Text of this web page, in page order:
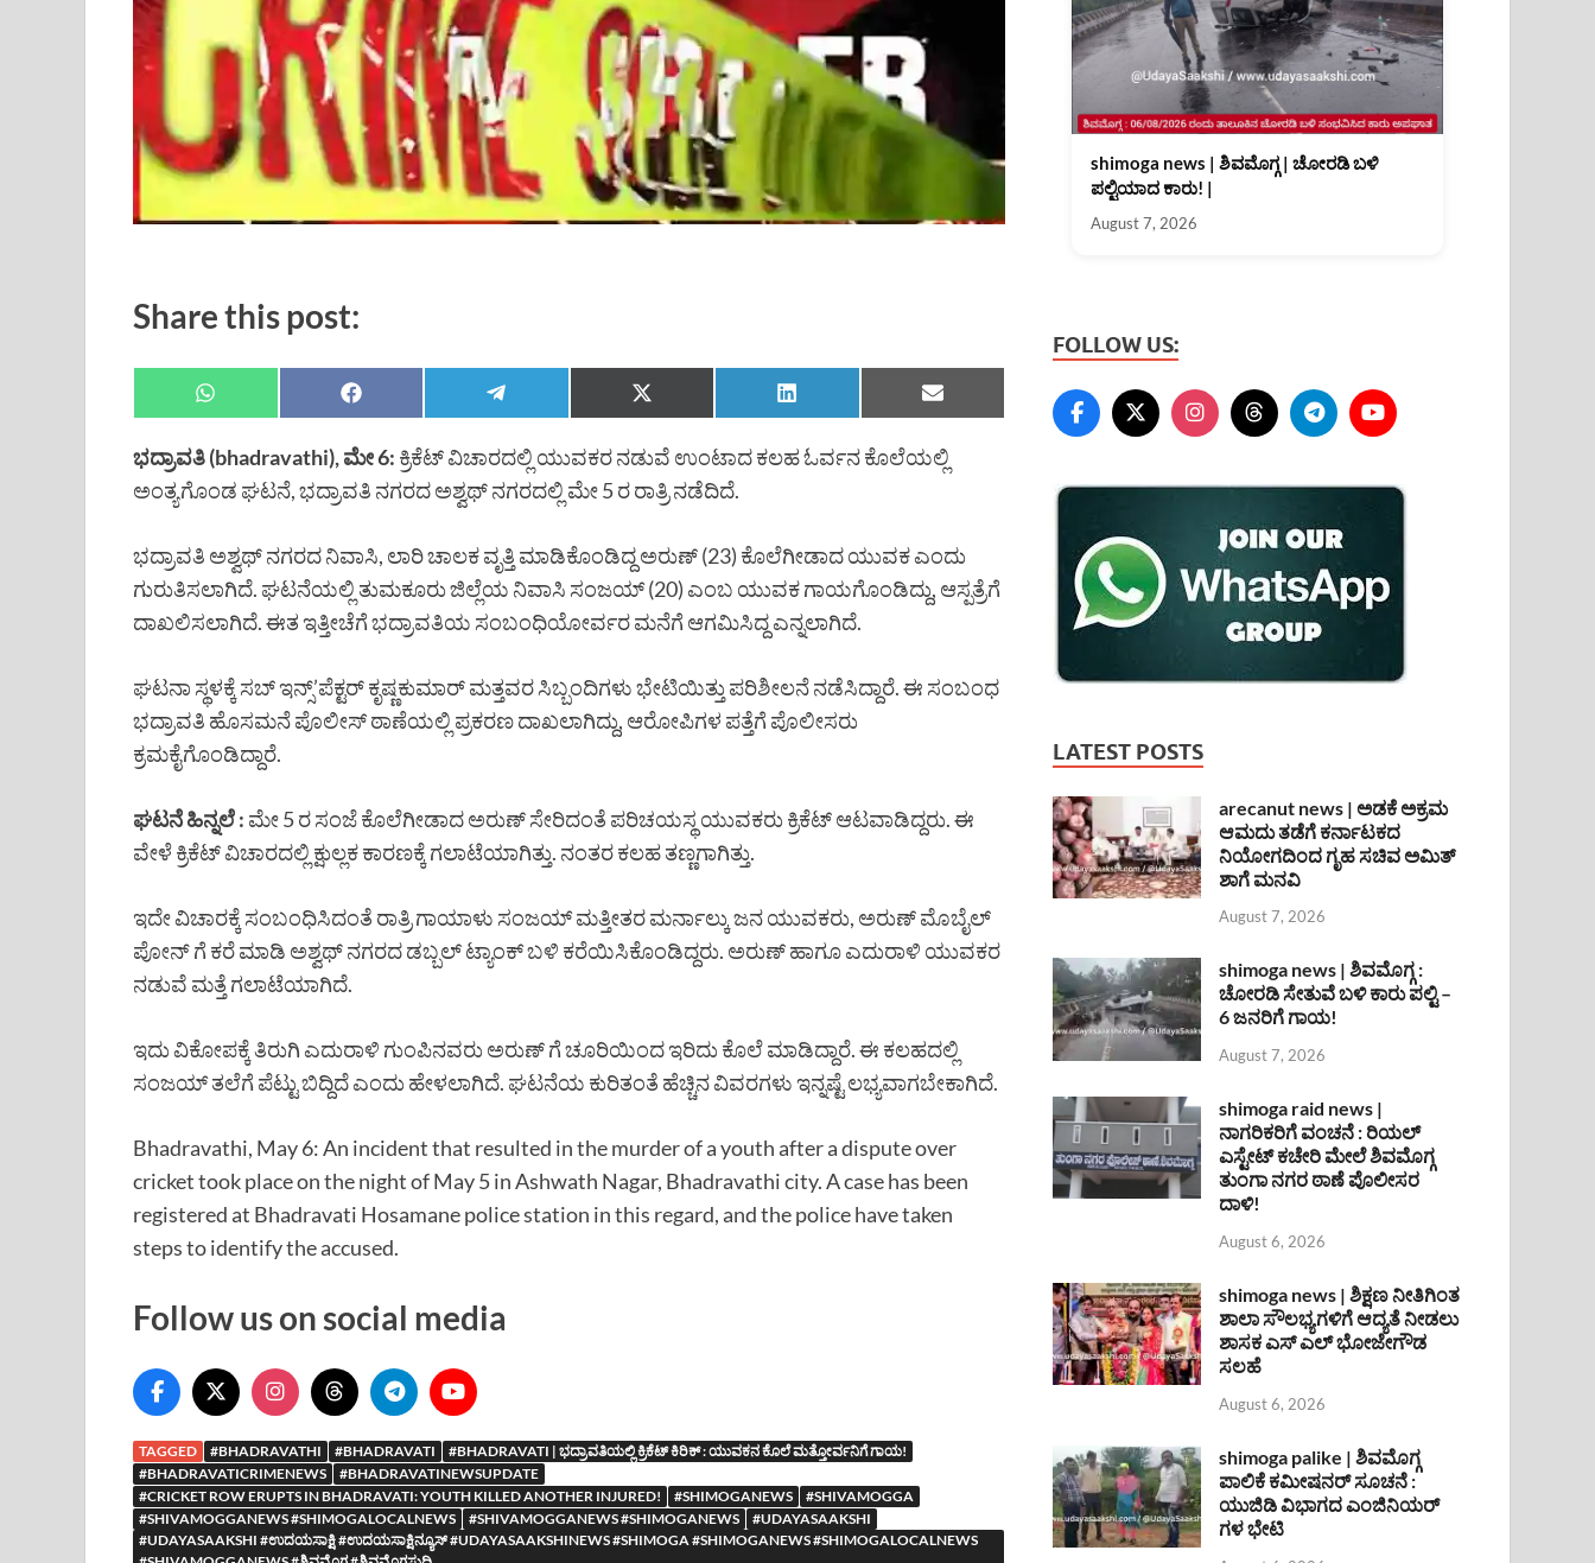
Share this post:
ಭದ್ರಾವತಿ (bhadravathi), ಮೇ 6: ಕ್ರಿಕೆಟ್ ವಿಚಾರದಲ್ಲಿ ಯುವಕರ ನಡುವೆ ಉಂಟಾದ ಕಲಹ ಓರ್ವನ ಕೊಲೆಯಲ್ಲಿ
ಅಂತ್ಯಗೊಂಡ ಘಟನೆ, ಭದ್ರಾವತಿ ನಗರದ ಅಶ್ವಥ್ ನಗರದಲ್ಲಿ ಮೇ 5 ರ ರಾತ್ರಿ ನಡೆದಿದೆ.
ಭದ್ರಾವತಿ ಅಶ್ವಥ್ ನಗರದ ನಿವಾಸಿ, ಲಾರಿ ಚಾಲಕ ವೃತ್ತಿ ಮಾಡಿಕೊಂಡಿದ್ದ ಅರುಣ್ (23) ಕೊಲೆಗೀಡಾದ ಯುವಕ ಎಂದು
ಗುರುತಿಸಲಾಗಿದೆ. ಘಟನೆಯಲ್ಲಿ ತುಮಕೂರು ಜಿಲ್ಲೆಯ ನಿವಾಸಿ ಸಂಜಯ್ (20) ಎಂಬ ಯುವಕ ಗಾಯಗೊಂಡಿದ್ದು, ಆಸ್ಪತ್ರೆಗೆ
ದಾಖಲಿಸಲಾಗಿದೆ. ಈತ ಇತ್ತೀಚೆಗೆ ಭದ್ರಾವತಿಯ ಸಂಬಂಧಿಯೋರ್ವರ ಮನೆಗೆ ಆಗಮಿಸಿದ್ದ ಎನ್ನಲಾಗಿದೆ.
ಘಟನಾ ಸ್ಥಳಕ್ಕೆ ಸಬ್ ಇನ್ಸ್’ಪೆಕ್ಟರ್ ಕೃಷ್ಣಕುಮಾರ್ ಮತ್ತವರ ಸಿಬ್ಬಂದಿಗಳು ಭೇಟಿಯಿತ್ತು ಪರಿಶೀಲನೆ ನಡೆಸಿದ್ದಾರೆ. ಈ ಸಂಬಂಧ
ಭದ್ರಾವತಿ ಹೊಸಮನೆ ಪೊಲೀಸ್ ಠಾಣೆಯಲ್ಲಿ ಪ್ರಕರಣ ದಾಖಲಾಗಿದ್ದು, ಆರೋಪಿಗಳ ಪತ್ತೆಗೆ ಪೊಲೀಸರು
ಕ್ರಮಕೈಗೊಂಡಿದ್ದಾರೆ.
ಘಟನೆ ಹಿನ್ನಲೆ : ಮೇ 5 ರ ಸಂಜೆ ಕೊಲೆಗೀಡಾದ ಅರುಣ್ ಸೇರಿದಂತೆ ಪರಿಚಯಸ್ಥ ಯುವಕರು ಕ್ರಿಕೆಟ್ ಆಟವಾಡಿದ್ದರು. ಈ
ವೇಳೆ ಕ್ರಿಕೆಟ್ ವಿಚಾರದಲ್ಲಿ ಕ್ಷುಲ್ಲಕ ಕಾರಣಕ್ಕೆ ಗಲಾಟೆಯಾಗಿತ್ತು. ನಂತರ ಕಲಹ ತಣ್ಣಗಾಗಿತ್ತು.
ಇದೇ ವಿಚಾರಕ್ಕೆ ಸಂಬಂಧಿಸಿದಂತೆ ರಾತ್ರಿ ಗಾಯಾಳು ಸಂಜಯ್ ಮತ್ತೀತರ ಮರ್ನಾಲ್ಕು ಜನ ಯುವಕರು, ಅರುಣ್ ಮೊಬೈಲ್
ಪೋನ್ ಗೆ ಕರೆ ಮಾಡಿ ಅಶ್ವಥ್ ನಗರದ ಡಬ್ಬಲ್ ಟ್ಯಾಂಕ್ ಬಳಿ ಕರೆಯಿಸಿಕೊಂಡಿದ್ದರು. ಅರುಣ್ ಹಾಗೂ ಎದುರಾಳಿ ಯುವಕರ
ನಡುವೆ ಮತ್ತೆ ಗಲಾಟೆಯಾಗಿದೆ.
ಇದು ವಿಕೋಪಕ್ಕೆ ತಿರುಗಿ ಎದುರಾಳಿ ಗುಂಪಿನವರು ಅರುಣ್ ಗೆ ಚೂರಿಯಿಂದ ಇರಿದು ಕೊಲೆ ಮಾಡಿದ್ದಾರೆ. ಈ ಕಲಹದಲ್ಲಿ
ಸಂಜಯ್ ತಲೆಗೆ ಪೆಟ್ಟು ಬಿದ್ದಿದೆ ಎಂದು ಹೇಳಲಾಗಿದೆ. ಘಟನೆಯ ಕುರಿತಂತೆ ಹೆಚ್ಚಿನ ವಿವರಗಳು ಇನ್ನಷ್ಟೆ ಲಭ್ಯವಾಗಬೇಕಾಗಿದೆ.
Bhadravathi, May 6: An incident that resulted in the murder of a youth after a dispute over
cricket took place on the night of May 5 in Ashwath Nagar, Bhadravathi city. A case has been
registered at Bhadravati Hosamane police station in this regard, and the police have taken
steps to identify the accused.
Follow us on social media
TAGGED #BHADRAVATHI #BHADRAVATI
#BHADRAVATI | ಭದ್ರಾವತಿಯಲ್ಲಿ ಕ್ರಿಕೆಟ್ ಕಿರಿಕ್ : ಯುವಕನ ಕೊಲೆ ಮತ್ತೋರ್ವನಿಗೆ ಗಾಯ!
#BHADRAVATICRIMENEWS
#BHADRAVATINEWSUPDATE
#CRICKET ROW ERUPTS IN BHADRAVATI: YOUTH KILLED ANOTHER INJURED!
#SHIMOGANEWS
#SHIVAMOGGA
#SHIVAMOGGANEWS #SHIMOGALOCALNEWS
#SHIVAMOGGANEWS #SHIMOGANEWS
#UDAYASAAKSHI
#UDAYASAAKSHI #ಉದಯಸಾಕ್ಷಿ #ಉದಯಸಾಕ್ಷಿನ್ಯೂಸ್ #UDAYASAAKSHINEWS #SHIMOGA #SHIMOGANEWS #SHIMOGALOCALNEWS
shimoga news | ಶಿವಮೊಗ್ಗ | ಚೋರಡಿ ಬಳಿ
ಪಲ್ಟಿಯಾದ ಕಾರು! |
August 7, 2026
FOLLOW US:
LATEST POSTS
arecanut news | ಅಡಕೆ ಅಕ್ರಮ
ಆಮದು ತಡೆಗೆ ಕರ್ನಾಟಕದ
ನಿಯೋಗದಿಂದ ಗೃಹ ಸಚಿವ ಅಮಿತ್
ಶಾಗೆ ಮನವಿ
August 7, 2026
shimoga news | ಶಿವಮೊಗ್ಗ :
ಚೋರಡಿ ಸೇತುವೆ ಬಳಿ ಕಾರು ಪಲ್ಟಿ –
6 ಜನರಿಗೆ ಗಾಯ!
August 7, 2026
shimoga raid news |
ನಾಗರಿಕರಿಗೆ ವಂಚನೆ : ರಿಯಲ್
ಎಸ್ಟೇಟ್ ಕಚೇರಿ ಮೇಲೆ ಶಿವಮೊಗ್ಗ
ತುಂಗಾ ನಗರ ಠಾಣೆ ಪೊಲೀಸರ
ದಾಳಿ!
August 6, 2026
shimoga news | ಶಿಕ್ಷಣ ನೀತಿಗಿಂತ
ಶಾಲಾ ಸೌಲಭ್ಯಗಳಿಗೆ ಆದ್ಯತೆ ನೀಡಲು
ಶಾಸಕ ಎಸ್ ಎಲ್ ಭೋಜೇಗೌಡ
ಸಲಹೆ
August 6, 2026
shimoga palike | ಶಿವಮೊಗ್ಗ
ಪಾಲಿಕೆ ಕಮೀಷನರ್ ಸೂಚನೆ :
ಯುಜಿಡಿ ವಿಭಾಗದ ಎಂಜಿನಿಯರ್
ಗಳ ಭೇಟಿ